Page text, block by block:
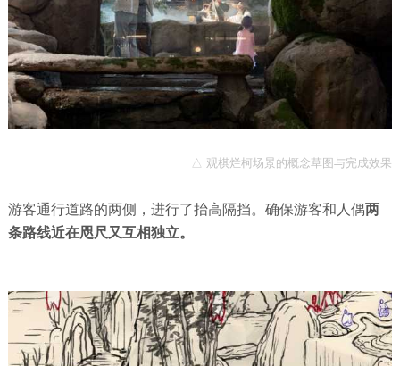
△ 观棋烂柯场景的概念草图与完成效果
游客通行道路的两侧，进行了抬高隔挡。确保游客和人偶两
条路线近在咫尺又互相独立。